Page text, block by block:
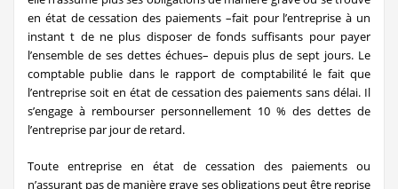
en état de cessation des paiements –fait pour l’entreprise à un
instant t de ne plus disposer de fonds suffisants pour payer
l’ensemble de ses dettes échues– depuis plus de sept jours. Le
comptable publie dans le rapport de comptabilité le fait que
l’entreprise soit en état de cessation des paiements sans délai. Il
s’engage à rembourser personnellement 10 % des dettes de
l’entreprise par jour de retard.
Toute entreprise en état de cessation des paiements ou
n’assurant pas de manière grave ses obligations peut être reprise